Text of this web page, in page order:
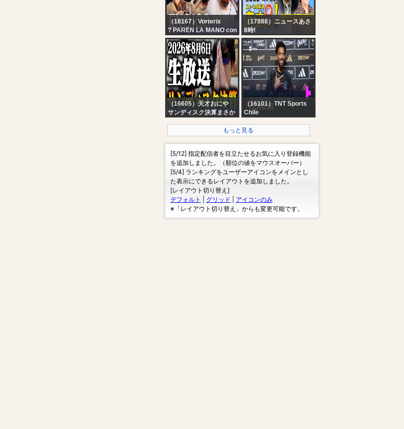
（18167）Vorterix
? PAREN LA MANO con
Luquitas, Alfre, Germán
y Joaco | VORTERIX EN
VIVO
（17888）ニュースあさ
8時!
R8 8/6 【ゲスト：島田洋
一】百田尚樹・有本香の
ニュース生放送 あさ8
時！ 第892回
（16605）天才おにや
サンディスク決算まさか
追証だけは勘弁して下さ
い。大荒れの日経平均の
む！！！含み損１５００
万の壁を超える！！おは
よう朝の寄り付き株ライ
ブ生放送！！！！！
（16101）TNT Sports
Chile
DAY
もっと見る
[5/12] 指定配信者を目立たせるお気に入り登録機能
を追加しました。（順位の値をマウスオーバー）
[5/4] ランキングをユーザーアイコンをメインとし
た表示にできるレイアウトを追加しました。
[レイアウト切り替え]
デフォルト
グリッド
アイコンのみ
※「レイアウト切り替え」からも変更可能です。